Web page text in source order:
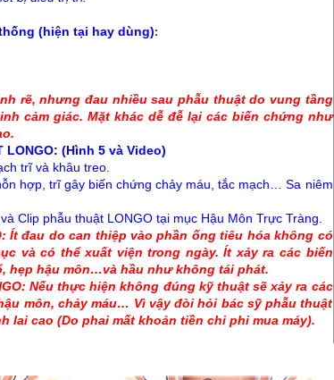
(hiện tại hay dùng):
nhưng đau nhiều sau phẫu thuật do vung tầng
cảm giác. Mặtkhác dễ đễ lại các biến chứng như
(Hình 5 và Video)
trĩ và khâu treo.
hợp, trĩ gây biến chứng chảy máu, tắc mạch… Sa niêm
Clip phẫu thuật LONGO tại mục Hậu Môn Trực Tràng.
Ít đau do can thiệp vào phần ống tiêu hóa không có
và có thể xuất viện trong ngày. Ít xảy ra các biến
hẹp hậu môn…và hầu như không tái phát.
Nếu thực hiện không đúng kỹ thuật sẽ xảy ra các
môn, chảymáu… Vì vậy đòi hỏi bác sỹ phẫu thuật
lai cao (Do phai mất khoản tiền chi phi mua máy).